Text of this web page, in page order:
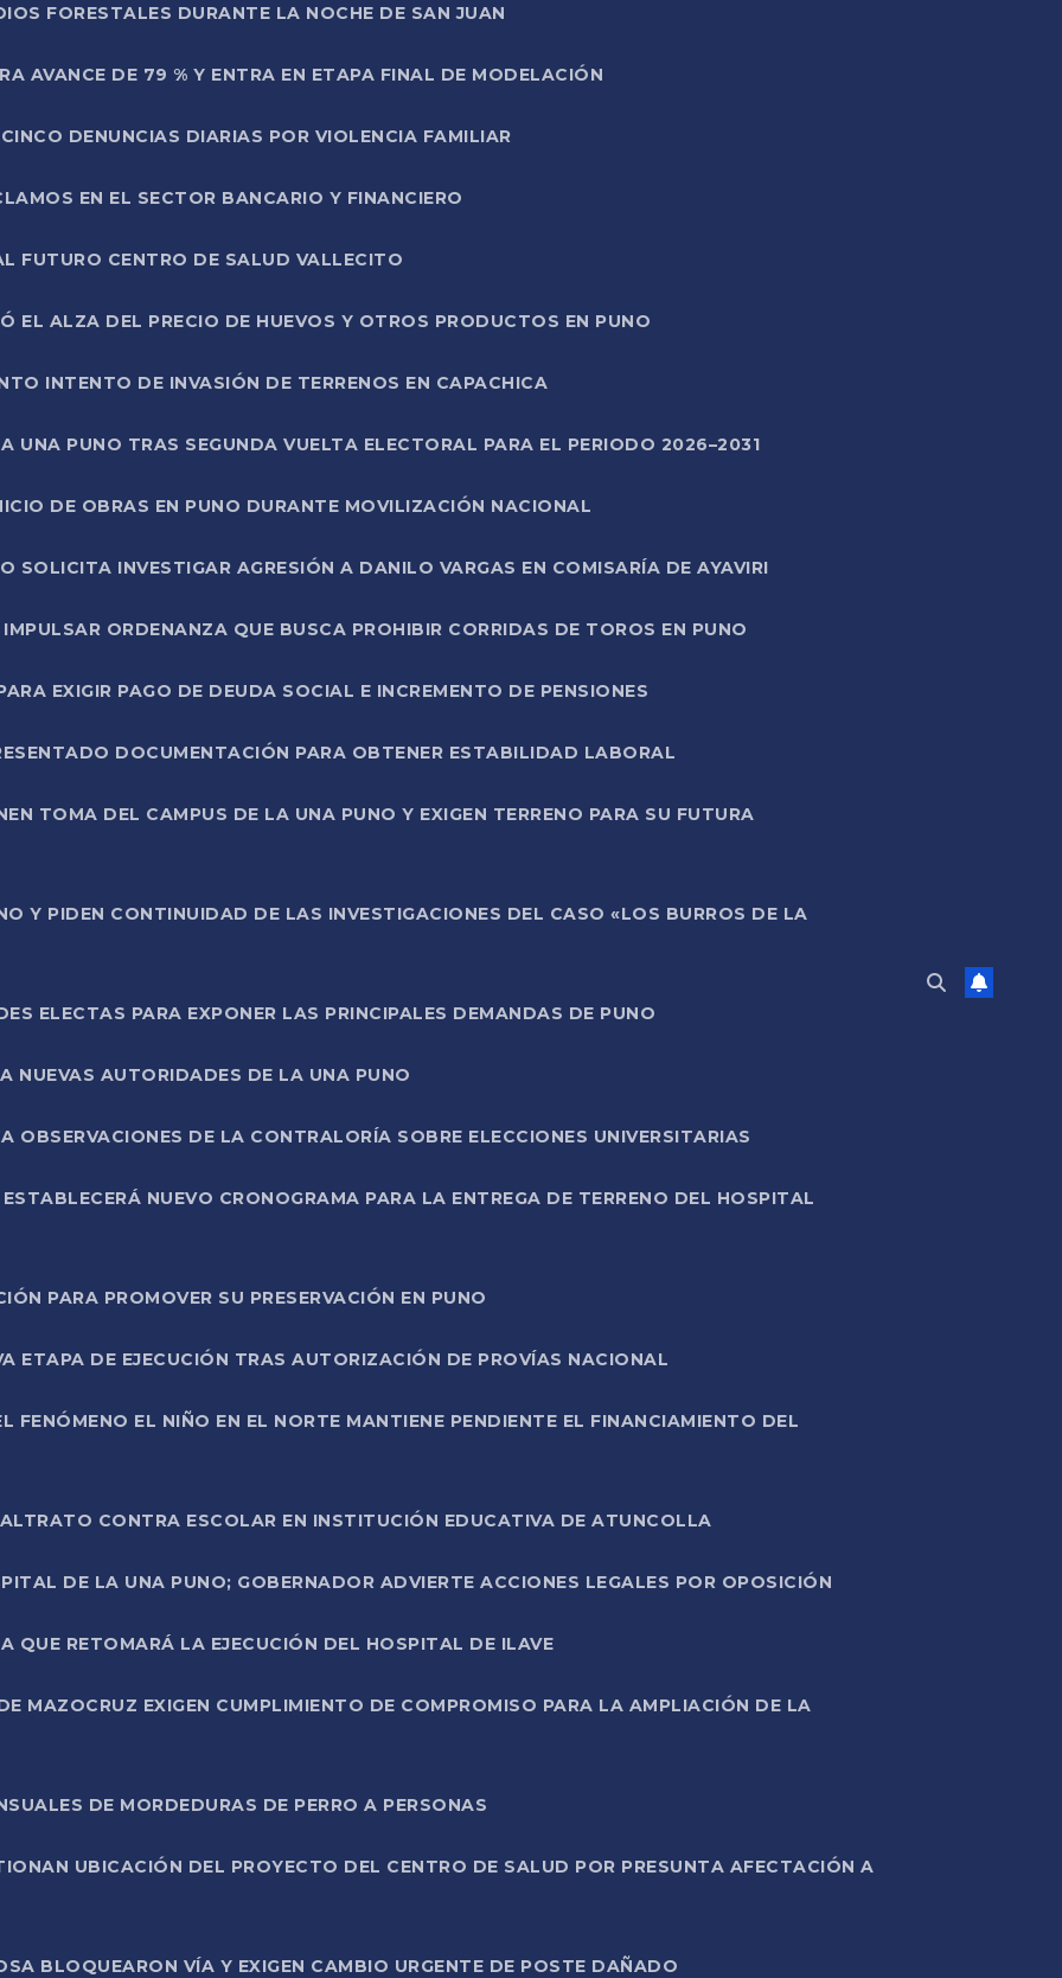
FORESTALES DURANTE LA NOCHE DE SAN JUAN
AVANCE DE 79 % Y ENTRA EN ETAPA FINAL DE MODELACIÓN
DENUNCIAS DIARIAS POR VIOLENCIA FAMILIAR
EN EL SECTOR BANCARIO Y FINANCIERO
FUTURO CENTRO DE SALUD VALLECITO
EL ALZA DEL PRECIO DE HUEVOS Y OTROS PRODUCTOS EN PUNO
INTENTO DE INVASIÓN DE TERRENOS EN CAPACHICA
UNA PUNO TRAS SEGUNDA VUELTA ELECTORAL PARA EL PERIODO 2026–2031
DE OBRAS EN PUNO DURANTE MOVILIZACIÓN NACIONAL
SOLICITA INVESTIGAR AGRESIÓN A DANILO VARGAS EN COMISARÍA DE AYAVIRI
ORDENANZA QUE BUSCA PROHIBIR CORRIDAS DE TOROS EN PUNO
EXIGIR PAGO DE DEUDA SOCIAL E INCREMENTO DE PENSIONES
DOCUMENTACIÓN PARA OBTENER ESTABILIDAD LABORAL
TOMA DEL CAMPUS DE LA UNA PUNO Y EXIGEN TERRENO PARA SU FUTURA
Y PIDEN CONTINUIDAD DE LAS INVESTIGACIONES DEL CASO «LOS BURROS DE LA
ELECTAS PARA EXPONER LAS PRINCIPALES DEMANDAS DE PUNO
NUEVAS AUTORIDADES DE LA UNA PUNO
OBSERVACIONES DE LA CONTRALORÍA SOBRE ELECCIONES UNIVERSITARIAS
NUEVO CRONOGRAMA PARA LA ENTREGA DE TERRENO DEL HOSPITAL
PARA PROMOVER SU PRESERVACIÓN EN PUNO
ETAPA DE EJECUCIÓN TRAS AUTORIZACIÓN DE PROVÍAS NACIONAL
FENÓMENO EL NIÑO EN EL NORTE MANTIENE PENDIENTE EL FINANCIAMIENTO DEL
CONTRA ESCOLAR EN INSTITUCIÓN EDUCATIVA DE ATUNCOLLA
DE LA UNA PUNO; GOBERNADOR ADVIERTE ACCIONES LEGALES POR OPOSICIÓN
QUE RETOMARÁ LA EJECUCIÓN DEL HOSPITAL DE ILAVE
MAZOCRUZ EXIGEN CUMPLIMIENTO DE COMPROMISO PARA LA AMPLIACIÓN DE LA
DE MORDEDURAS DE PERRO A PERSONAS
UBICACIÓN DEL PROYECTO DEL CENTRO DE SALUD POR PRESUNTA AFECTACIÓN A
BLOQUEARON VÍA Y EXIGEN CAMBIO URGENTE DE POSTE DAÑADO